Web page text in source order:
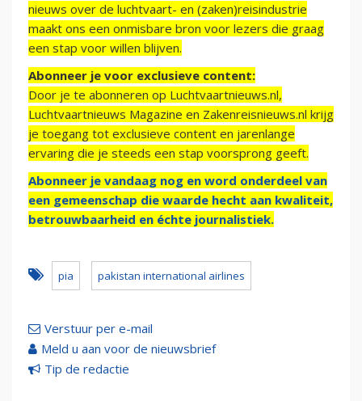
nieuws over de luchtvaart- en (zaken)reisindustrie
maakt ons een onmisbare bron voor lezers die graag
een stap voor willen blijven.
Abonneer je voor exclusieve content:
Door je te abonneren op Luchtvaartnieuws.nl,
Luchtvaartnieuws Magazine en Zakenreisnieuws.nl krijg
je toegang tot exclusieve content en jarenlange
ervaring die je steeds een stap voorsprong geeft.
Abonneer je vandaag nog en word onderdeel van
een gemeenschap die waarde hecht aan kwaliteit,
betrouwbaarheid en échte journalistiek.
pia pakistan international airlines
Verstuur per e-mail
Meld u aan voor de nieuwsbrief
Tip de redactie